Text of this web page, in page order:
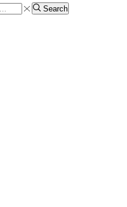
Search